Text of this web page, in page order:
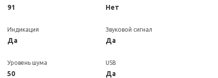
91 Нет
Индикация
Да
Звуковой сигнал
Да
Уровень шума
50
USB
Да